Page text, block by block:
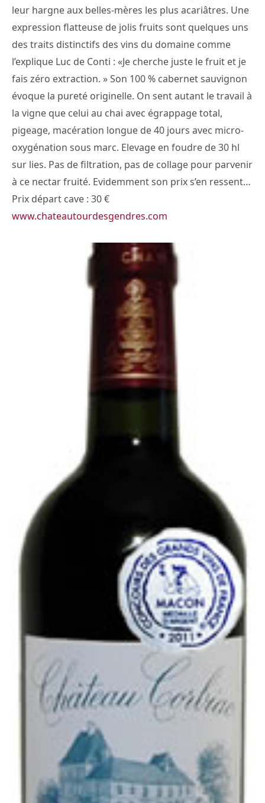
leur hargne aux belles-mères les plus acariâtres. Une
expression flatteuse de jolis fruits sont quelques uns
des traits distinctifs des vins du domaine comme
l’explique Luc de Conti : «Je cherche juste le fruit et je
fais zéro extraction. » Son 100 % cabernet sauvignon
évoque la pureté originelle. On sent autant le travail à
la vigne que celui au chai avec égrappage total,
pigeage, macération longue de 40 jours avec micro-
oxygénation sous marc. Elevage en foudre de 30 hl
sur lies. Pas de filtration, pas de collage pour parvenir
à ce nectar fruité. Evidemment son prix s’en ressent…
Prix départ cave : 30 €
www.chateautourdesgendres.com